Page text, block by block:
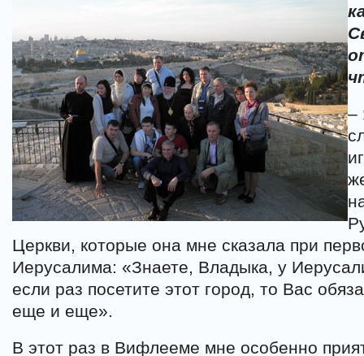
–
Церкви, которые она мне сказала при
Иерусалима: «Знаете, Владыка, у
если раз посетите этот город, то Вас
еще и еще».
В этот раз в Вифлееме мне особенно